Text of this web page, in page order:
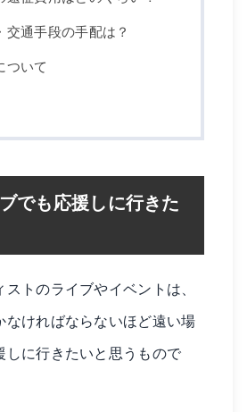
交通手段の手配は？
ついて
でも応援しに行きた
トのライブやイベントは、
なければならないほど遠い場
しに行きたいと思うもので